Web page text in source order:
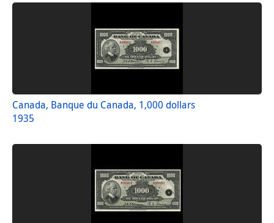
Canada, Banque du Canada, 1,000 dollars
1935